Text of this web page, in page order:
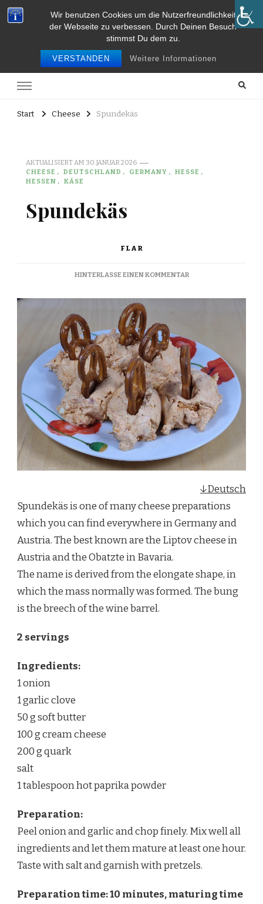
Wir benutzen Cookies um die Nutzerfreundlichkeit
der Webseite zu verbessen. Durch Deinen Besuch
stimmst Du dem zu.
VERSTANDEN Weitere Informationen
Food and Travel
Start Cheese Spundekäs
AKTUALISIERT AM 30. JANUAR 2026
CHEESE
DEUTSCHLAND GERMANY
HESSE
HESSEN
KÄSE
Spundekäs
FLAR
HINTERLASSE EINEN KOMMENTARZU
↓Deutsch
Spundekäs is one of many cheese preparations
which you can find everywhere in Germany and
Austria. The best known are the Liptov cheese in
Austria and the Obatzte in Bavaria.
The name is derived from the elongate shape, in
which the mass normally was formed. The bung
is the breech of the wine barrel.
2 servings
Ingredients:
1 onion
1 garlic clove
50 g soft butter
100 g cream cheese
200 g quark
salt
1 tablespoon hot paprika powder
Preparation:
Peel onion and garlic and chop finely. Mix well all
ingredients and let them mature at least one hour.
Taste with salt and garnish with pretzels.
Preparation time: 10 minutes, maturing time